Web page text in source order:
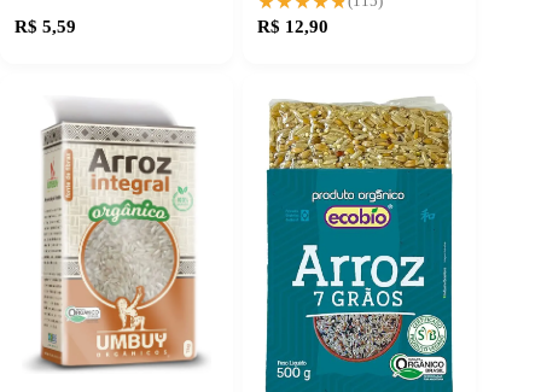
R$ 5,59 R$ 12,90